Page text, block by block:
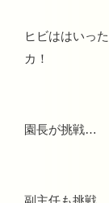
ヒビははいっ
カ！
園長が挑戦…